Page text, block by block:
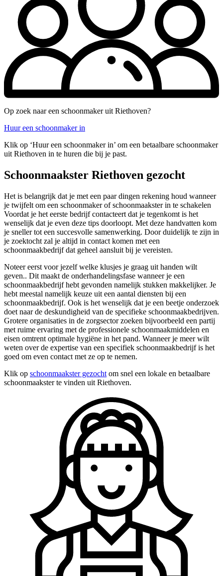
Op zoek naar een schoonmaker uit Riethoven?
Huur een schoonmaker in
Klik op ‘Huur een schoonmaker in’ om een betaalbare schoonmaker
uit Riethoven in te huren die bij je past.
Schoonmaakster Riethoven gezocht
Het is belangrijk dat je met een paar dingen rekening houd wanneer
je twijfelt om een schoonmaker of schoonmaakster in te schakelen
Voordat je het eerste bedrijf contacteert dat je tegenkomt is het
wenselijk dat je even deze tips doorloopt. Met deze handvatten kom
je sneller tot een succesvolle samenwerking. Door duidelijk te zijn in
je zoektocht zal je altijd in contact komen met een
schoonmaakbedrijf dat geheel aansluit bij je vereisten.
Noteer eerst voor jezelf welke klusjes je graag uit handen wilt
geven.. Dit maakt de onderhandelingsfase wanneer je een
schoonmaakbedrijf hebt gevonden namelijk stukken makkelijker. Je
hebt meestal namelijk keuze uit een aantal diensten bij een
schoonmaakbedrijf. Ook is het wenselijk dat je een beetje onderzoek
doet naar de deskundigheid van de specifieke schoonmaakbedrijven.
Grotere organisaties in de zorgsector zoeken bijvoorbeeld een partij
met ruime ervaring met de professionele schoonmaakmiddelen en
eisen omtrent optimale hygiëne in het pand. Wanneer je meer wilt
weten over de expertise van een specifiek schoonmaakbedrijf is het
goed om even contact met ze op te nemen.
Klik op schoonmaakster gezocht om snel een lokale en betaalbare
schoonmaakster te vinden uit Riethoven.